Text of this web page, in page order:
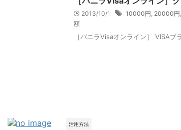
2013/10/1 10000円, 20000円,
額
［バニラVisaオンライン］ VISA
活用方法